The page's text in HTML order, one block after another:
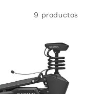
9 productos